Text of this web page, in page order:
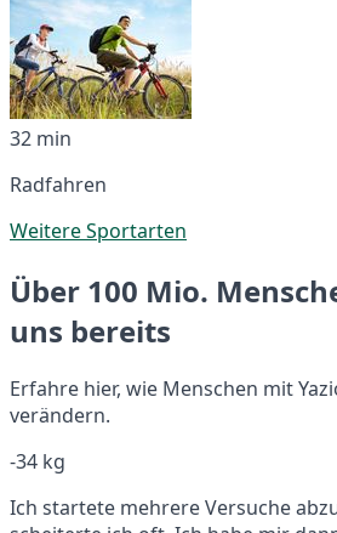
32 min
Radfahren
Weitere Sportarten
Über 100 Mio.
uns bereits
Erfahre hier, wie Menschen mit
verändern.
-34 kg
Ich startete mehrere Versuche